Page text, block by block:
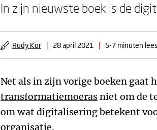
In zijn nieuwste boek is de
Rudy Kor | 28 april 2021 | 5-7 minuten
Net als in zijn vorige boeken gaat
transformatiemoerasniet om de
om wat digitalisering betekent
organisatie.